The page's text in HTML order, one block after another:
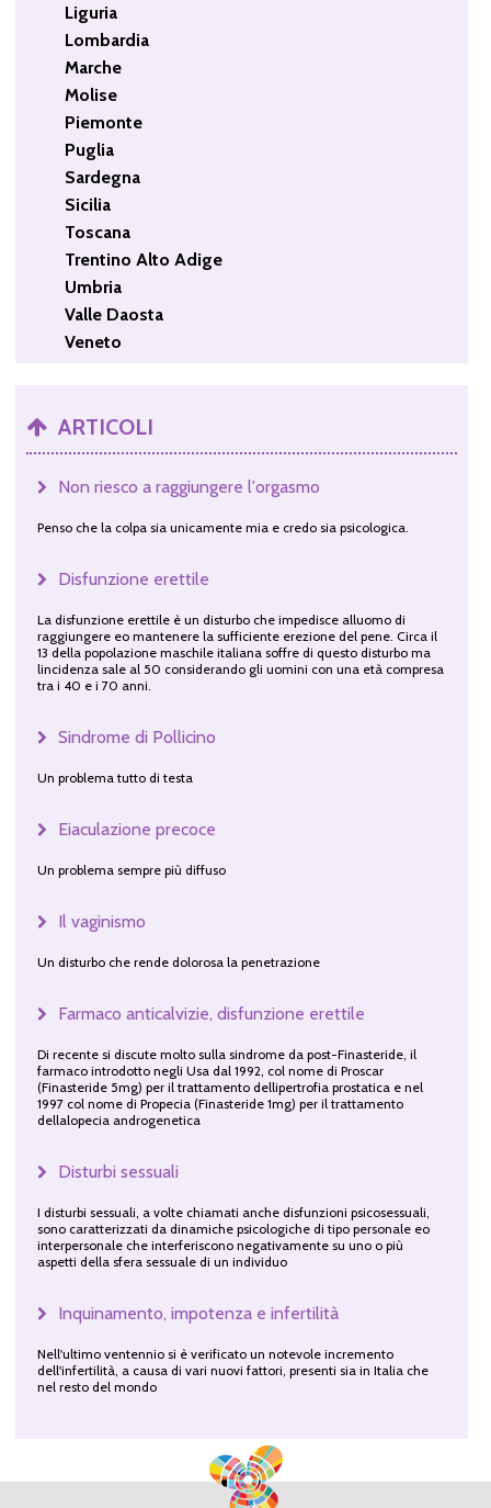
Liguria
Lombardia
Marche
Molise
Piemonte
Puglia
Sardegna
Sicilia
Toscana
Trentino Alto Adige
Umbria
Valle Daosta
Veneto
ARTICOLI
Non riesco a raggiungere l'orgasmo
Penso che la colpa sia unicamente mia e credo sia psicologica.
Disfunzione erettile
La disfunzione erettile è un disturbo che impedisce alluomo di
raggiungere eo mantenere la sufficiente erezione del pene. Circa il
13 della popolazione maschile italiana soffre di questo disturbo ma
lincidenza sale al 50 considerando gli uomini con una età compresa
tra i 40 e i 70 anni.
Sindrome di Pollicino
Un problema tutto di testa
Eiaculazione precoce
Un problema sempre più diffuso
Il vaginismo
Un disturbo che rende dolorosa la penetrazione
Farmaco anticalvizie, disfunzione erettile
Di recente si discute molto sulla sindrome da post-Finasteride, il
farmaco introdotto negli Usa dal 1992, col nome di Proscar
(Finasteride 5mg) per il trattamento dellipertrofia prostatica e nel
1997 col nome di Propecia (Finasteride 1mg) per il trattamento
dellalopecia androgenetica
Disturbi sessuali
I disturbi sessuali, a volte chiamati anche disfunzioni psicosessuali,
sono caratterizzati da dinamiche psicologiche di tipo personale eo
interpersonale che interferiscono negativamente su uno o più
aspetti della sfera sessuale di un individuo
Inquinamento, impotenza e infertilità
Nell'ultimo ventennio si è verificato un notevole incremento
dell'infertilità, a causa di vari nuovi fattori, presenti sia in Italia che
nel resto del mondo